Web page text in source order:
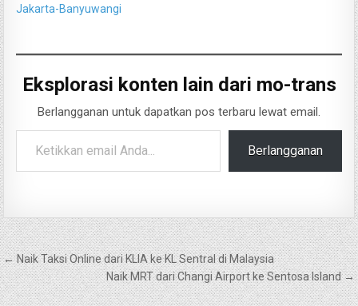
Jakarta-Banyuwangi
Eksplorasi konten lain dari mo-trans
Berlangganan untuk dapatkan pos terbaru lewat email.
Ketikkan email Anda...
Berlangganan
Navigasi
pos
← Naik Taksi Online dari KLIA ke KL Sentral di Malaysia
Naik MRT dari Changi Airport ke Sentosa Island →